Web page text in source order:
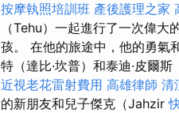
按摩執照培訓班 產後護理之家
（Tehu）一起進行了一次偉
孩。 在他的旅途中，他的勇氣
特（達比·坎普）和泰迪·皮爾
近視老花雷射費用 高雄律師 清
的新朋友和兒子傑克（Jahzir